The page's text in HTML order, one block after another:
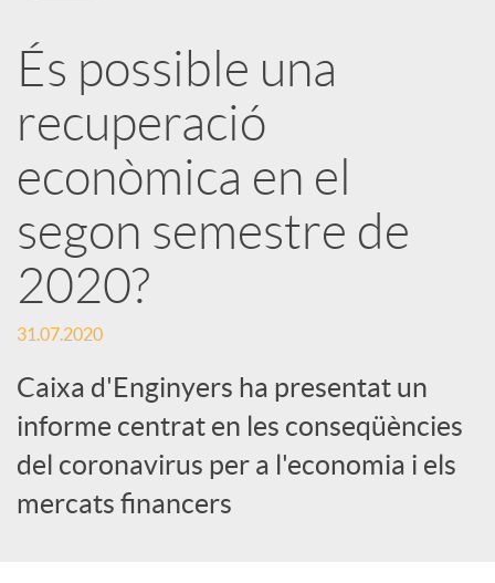
r
x
e
s
S
o
c
És possible una
recuperació
econòmica en el
segon semestre de
2020?
31.07.2020
Caixa d'Enginyers ha presentat un
informe centrat en les conseqüències
del coronavirus per a l'economia i els
mercats financers